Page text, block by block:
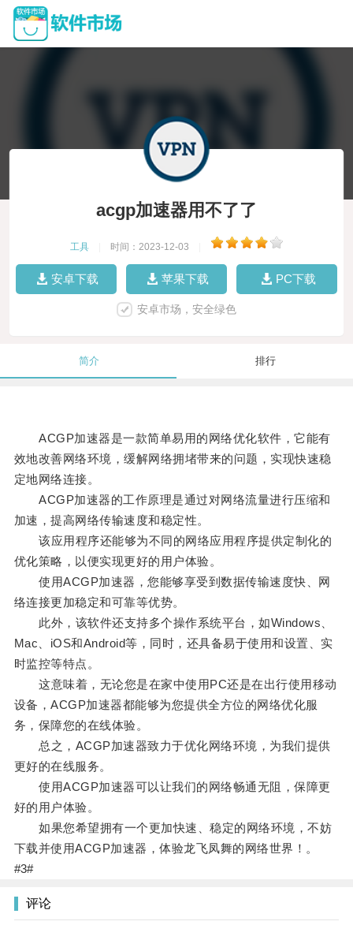
acgp加速器用不了了
工具 时间：2023-12-03
安卓下载 苹果下载 PC下载
安卓市场，安全绿色
简介 排行
ACGP加速器是一款简单易用的网络优化软件，它能有
效地改善网络环境，缓解网络拥堵带来的问题，实现快速稳
定地网络连接。
ACGP加速器的工作原理是通过对网络流量进行压缩和
加速，提高网络传输速度和稳定性。
该应用程序还能够为不同的网络应用程序提供定制化的
优化策略，以便实现更好的用户体验。
使用ACGP加速器，您能够享受到数据传输速度快、网
络连接更加稳定和可靠等优势。
此外，该软件还支持多个操作系统平台，如Windows、
Mac、iOS和Android等，同时，还具备易于使用和设置、实
时监控等特点。
这意味着，无论您是在家中使用PC还是在出行使用移动
设备，ACGP加速器都能够为您提供全方位的网络优化服
务，保障您的在线体验。
总之，ACGP加速器致力于优化网络环境，为我们提供
更好的在线服务。
使用ACGP加速器可以让我们的网络畅通无阻，保障更
好的用户体验。
如果您希望拥有一个更加快速、稳定的网络环境，不妨
下载并使用ACGP加速器，体验龙飞凤舞的网络世界！。
#3#
评论